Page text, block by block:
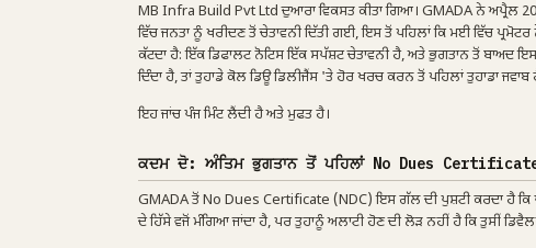
MB Infra Build Pvt Ltd ਦੁਆਰਾ ਵਿਕਸਤ ਕੀਤਾ ਗਿਆ। GMADA ਨੇ ਅਪ੍ਰੈਲ
ਵਿੱਚ ਜਨਤਾ ਨੂੰ ਖਰੀਦਣ ਤੋਂ ਚੇਤਾਵਨੀ ਦਿੱਤੀ ਗਈ, ਇਸ ਤੋਂ ਪਹਿਲਾਂ ਕਿ ਮਈ ਵਿੱਚ
ਕੱਟਦਾ ਹੈ: ਇੱਕ ਡਿਫਾਲਟ ਨੋਟਿਸ ਇੱਕ ਸਪੱਸ਼ਟ ਚੇਤਾਵਨੀ ਹੈ, ਅਤੇ ਭੁਗਤਾਨ ਤੋਂ ਬਾਅਦ
ਦਿੰਦਾ ਹੈ, ਤਾਂ ਤੁਹਾਡੇ ਕੋਲ ਡਿਊ ਡਿਲੀਜੈਂਸ 'ਤੇ ਹੋਰ ਖਰਚ ਕਰਨ ਤੋਂ ਪਹਿਲਾਂ ਤੁਹਾਡਾ ਜਵਾਬ
ਇਹ ਜਾਂਚ ਪੰਜ ਮਿੰਟ ਲੈਂਦੀ ਹੈ ਅਤੇ ਮੁਫਤ ਹੈ।
ਕਦਮ ਦੋ: ਅੰਤਿਮ ਭੁਗਤਾਨ ਤੋਂ ਪਹਿਲਾਂ No Dues
GMADA ਤੋਂ No Dues Certificate (NDC) ਇਸ ਗੱਲ ਦੀ ਪੁਸ਼ਟੀ ਕਰਦਾ ਹੈ ਕਿ
ਦੇ ਹਿੱਸੇ ਵਜੋਂ ਮੰਗਿਆ ਜਾਂਦਾ ਹੈ, ਪਰ ਤੁਹਾਨੂੰ ਅਲਾਟੀ ਹੋਣ ਦੀ ਲੋੜ ਨਹੀਂ ਹੈ ਕਿ ਤੁਸੀਂ